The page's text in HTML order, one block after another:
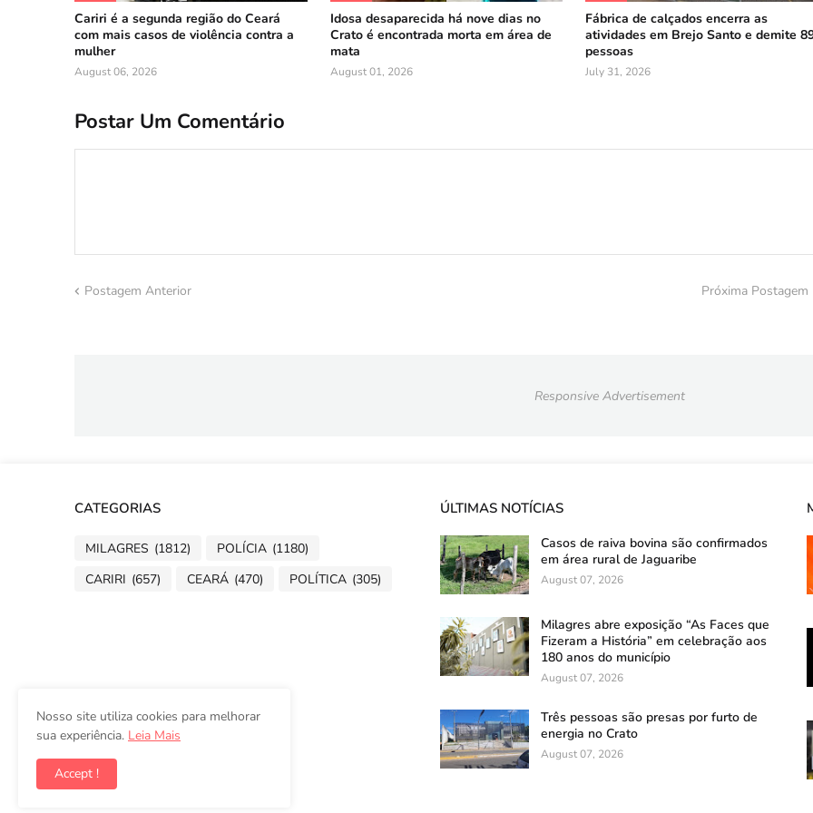
Cariri é a segunda região do Ceará
com mais casos de violência contra a
mulher
August 06, 2026
Idosa desaparecida há nove dias no
Crato é encontrada morta em área de
mata
August 01, 2026
Fábrica de calçados encerra as
atividades em Brejo Santo e demite
pessoas
July 31, 2026
Postar Um Comentário
Postagem Anterior Próxima Postagem
Responsive Advertisement
CATEGORIAS
MILAGRES (1812) POLÍCIA (1180)
CARIRI (657) CEARÁ (470) POLÍTICA (305)
ÚLTIMAS NOTÍCIAS
Casos de raiva bovina são confirmados
em área rural de Jaguaribe
August 07, 2026
Milagres abre exposição “As Faces que
Fizeram a História” em celebração aos
180 anos do município
August 07, 2026
Três pessoas são presas por furto de
energia no Crato
August 07, 2026
Nosso site utiliza cookies para melhorar
sua experiência. Leia Mais
Accept !